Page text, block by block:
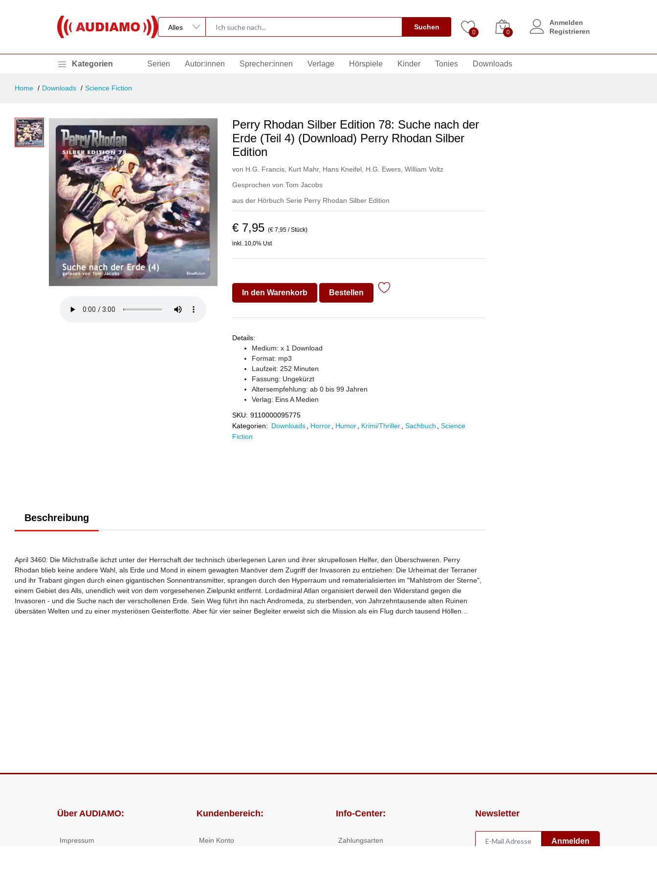
Suchen
0 0
Anmelden
Registrieren
Kategorien Serien Autor:innen Sprecher:innen Verlage Hörspiele Kinder Tonies Downloads
Home Downloads Science Fiction
Perry Rhodan Silber Edition 78: Suche nach der
Erde (Teil 4) (Download) Perry Rhodan Silber
Edition
von H.G. Francis, Kurt Mahr, Hans Kneifel, H.G. Ewers, William Voltz
Gesprochen von Tom Jacobs
aus der Hörbuch Serie Perry Rhodan Silber Edition
€ 7,95 (€ 7,95 / Stück)
inkl. 10,0% Ust
In den Warenkorb Bestellen
Details:
Medium: x 1 Download
Format: mp3
Laufzeit: 252 Minuten
Fassung: Ungekürzt
Altersempfehlung: ab 0 bis 99 Jahren
Verlag: Eins A Medien
SKU: 9110000095775
Kategorien: Downloads Horror Humor Krimi/Thriller Sachbuch
Science
Fiction
Beschreibung
April 3460: Die Milchstraße ächzt unter der Herrschaft der technisch überlegenen Laren und ihrer skrupellosen Helfer, den Überschweren. Perry
Rhodan blieb keine andere Wahl, als Erde und Mond in einem gewagten Manöver dem Zugriff der Invasoren zu entziehen: Die Urheimat der Terraner
und ihr Trabant gingen durch einen gigantischen Sonnentransmitter, sprangen durch den Hyperraum und rematerialisierten im "Mahlstrom der Sterne",
einem Gebiet des Alls, unendlich weit von dem vorgesehenen Zielpunkt entfernt. Lordadmiral Atlan organisiert derweil den Widerstand gegen die
Invasoren - und die Suche nach der verschollenen Erde. Sein Weg führt ihn nach Andromeda, zu sterbenden, von Jahrzehntausende alten Ruinen
übersäten Welten und zu einer mysteriösen Geisterflotte. Aber für vier seiner Begleiter erweist sich die Mission als ein Flug durch tausend Höllen...
Über AUDIAMO:
Impressum
Kundenbereich:
Mein Konto
Info-Center:
Zahlungsarten
Newsletter
Anmelden